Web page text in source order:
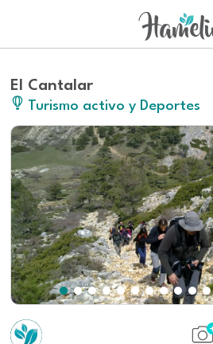
El Cantalar
Turismo activo y Deportes